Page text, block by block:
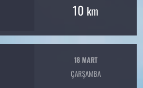
10 km
18 MART
ÇARŞAMBA